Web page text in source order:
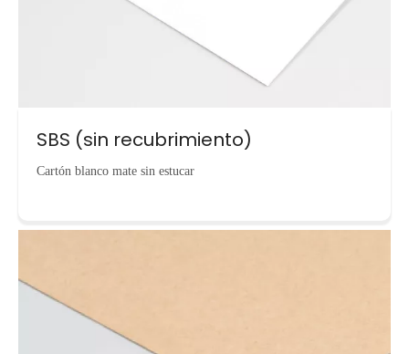
SBS (sin recubrimiento)
Cartón blanco mate sin estucar